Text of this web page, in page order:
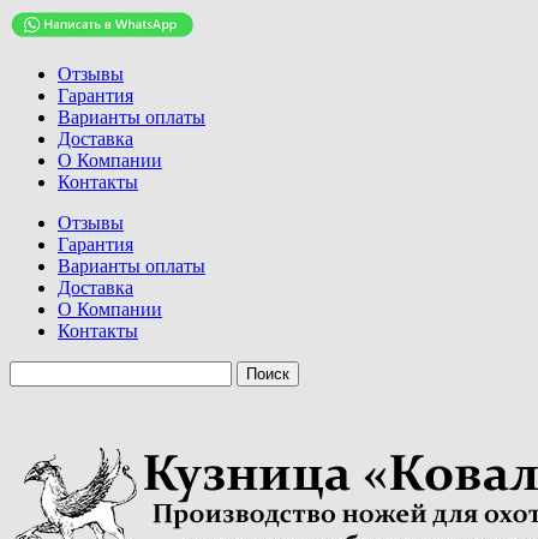
Отзывы
Гарантия
Варианты оплаты
Доставка
О Компании
Контакты
Отзывы
Гарантия
Варианты оплаты
Доставка
О Компании
Контакты